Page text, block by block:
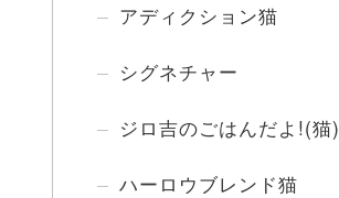
アディクション猫
シグネチャー
ジロ吉のごはんだよ!(猫)
ハーロウブレンド猫